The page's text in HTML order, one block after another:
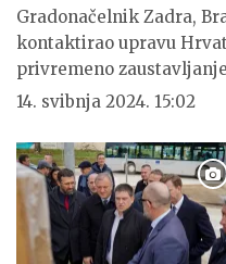
Gradonačelnik Zadra,
kontaktirao upravu
privremeno
14. svibnja 2024. 15:02